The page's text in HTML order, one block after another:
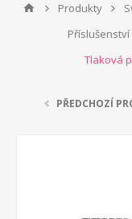
Produkty
Příslušenství
Tlaková
PŘEDCHOZÍ